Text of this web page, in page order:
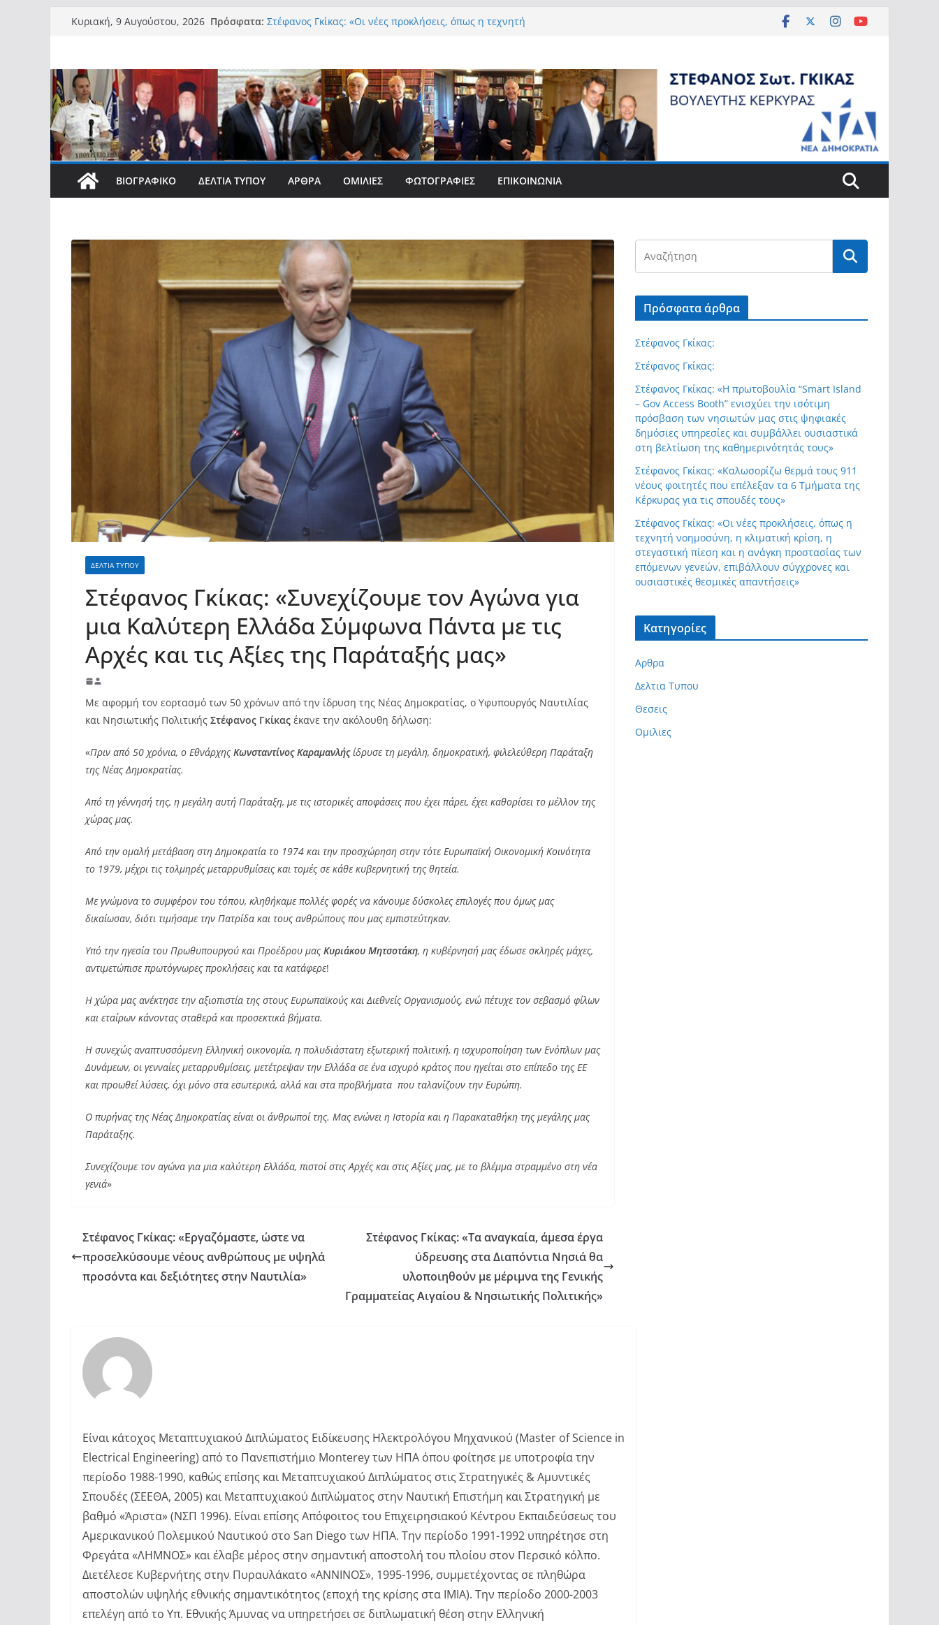
Μετάβαση
Κυριακή, 9 Αυγούστου, 2026 Πρόσφατα: Στέφανος Γκίκας: «Οι νέες προκλήσεις, όπως η τεχνητή
Στέφανος Γκίκας:
Στέφανος Γκίκας:
Στέφανος Γκίκας: «Η πρωτοβουλία “Smart Island – Gov
Access Booth” ενισχύει την ισότιμη πρόσβαση των
νησιωτών μας στις ψηφιακές δημόσιες υπηρεσίες και
συμβάλλει ουσιαστικά στη βελτίωση της καθημερινότητάς
τους»
Στέφανος Γκίκας: «Καλωσορίζω θερμά τους 911 νέους
φοιτητές που επέλεξαν τα 6 Τμήματα της Κέρκυρας για τις
ΒΙΟΓΡΑΦΙΚΌ ΔΕΛΤΊΑ ΤΎΠΟΥ ΆΡΘΡΑ ΟΜΙΛΊΕΣ ΦΩΤΟΓΡΑΦΊΕΣ ΕΠΙΚΟΙΝΩΝΊΑ
ΔΕΛΤΙΑ ΤΥΠΟΥ
Στέφανος Γκίκας: «Συνεχίζουμε τον Αγώνα για
μια Καλύτερη Ελλάδα Σύμφωνα Πάντα με τις
Αρχές και τις Αξίες της Παράταξής μας»
Με αφορμή τον εορτασμό των 50 χρόνων από την ίδρυση της Νέας Δημοκρατίας, ο Υφυπουργός Ναυτιλίας
και Νησιωτικής Πολιτικής Στέφανος Γκίκας έκανε την ακόλουθη δήλωση:
«Πριν από 50 χρόνια, ο ΕθνάρχηςΚωνσταντίνος Καραμανλήςίδρυσε τη μεγάλη, δημοκρατική, φιλελεύθερη Παράταξη
της Νέας Δημοκρατίας.
Από τη γέννησή της, η μεγάλη αυτή Παράταξη, με τις ιστορικές αποφάσεις που έχει πάρει, έχει καθορίσει το μέλλον της
χώρας μας.
Από την ομαλή μετάβαση στη Δημοκρατία το 1974 και την προσχώρηση στην τότε Ευρωπαϊκή Οικονομική Κοινότητα
το 1979, μέχρι τις τολμηρές μεταρρυθμίσεις και τομές σε κάθε κυβερνητική της θητεία.
Με γνώμονα το συμφέρον του τόπου, κληθήκαμε πολλές φορές να κάνουμε δύσκολες επιλογές που όμως μας
δικαίωσαν, διότι τιμήσαμε την Πατρίδα και τους ανθρώπους που μας εμπιστεύτηκαν.
Υπό την ηγεσία του Πρωθυπουργού και Προέδρου μαςΚυριάκου Μητσοτάκη, η κυβέρνησή μας έδωσε σκληρές μάχες,
αντιμετώπισε πρωτόγνωρες προκλήσεις και τα κατάφερε!
Η χώρα μας ανέκτησε την αξιοπιστία της στους Ευρωπαϊκούς και Διεθνείς Οργανισμούς, ενώ πέτυχε τον σεβασμό φίλων
και εταίρων κάνοντας σταθερά και προσεκτικά βήματα.
Η συνεχώς αναπτυσσόμενη Ελληνική οικονομία, η πολυδιάστατη εξωτερική πολιτική, η ισχυροποίηση των Ενόπλων μας
Δυνάμεων, οι γενναίες μεταρρυθμίσεις, μετέτρεψαν την Ελλάδα σε ένα ισχυρό κράτος που ηγείται στο επίπεδο της ΕΕ
και προωθεί λύσεις, όχι μόνο στα εσωτερικά, αλλά και στα προβλήματα που ταλανίζουν την Ευρώπη.
Ο πυρήνας της Νέας Δημοκρατίας είναι οι άνθρωποί της. Μας ενώνει η Ιστορία και η Παρακαταθήκη της μεγάλης μας
Παράταξης.
Συνεχίζουμε τον αγώνα για μια καλύτερη Ελλάδα, πιστοί στις Αρχές και στις Αξίες μας, με το βλέμμα στραμμένο στη νέα
γενιά»
Στέφανος Γκίκας: «Εργαζόμαστε, ώστε να
προσελκύσουμε νέους ανθρώπους με υψηλά
προσόντα και δεξιότητες στην Ναυτιλία»
Στέφανος Γκίκας: «Τα αναγκαία, άμεσα έργα
ύδρευσης στα Διαπόντια Νησιά θα
υλοποιηθούν με μέριμνα της Γενικής
Γραμματείας Αιγαίου & Νησιωτικής Πολιτικής»
Είναι κάτοχος Μεταπτυχιακού Διπλώματος Ειδίκευσης Ηλεκτρολόγου Μηχανικού (Master of Science in
Electrical Engineering) από το Πανεπιστήμιο Monterey των ΗΠΑ όπου φοίτησε με υποτροφία την
περίοδο 1988-1990, καθώς επίσης και Μεταπτυχιακού Διπλώματος στις Στρατηγικές & Αμυντικές
Σπουδές (ΣΕΕΘΑ, 2005) και Μεταπτυχιακού Διπλώματος στην Ναυτική Επιστήμη και Στρατηγική με
βαθμό «Άριστα» (ΝΣΠ 1996). Είναι επίσης Απόφοιτος του Επιχειρησιακού Κέντρου Εκπαιδεύσεως του
Αμερικανικού Πολεμικού Ναυτικού στο San Diego των ΗΠΑ. Την περίοδο 1991-1992 υπηρέτησε στη
Φρεγάτα «ΛΗΜΝΟΣ» και έλαβε μέρος στην σημαντική αποστολή του πλοίου στον Περσικό κόλπο.
Διετέλεσε Κυβερνήτης στην Πυραυλάκατο «ΑΝΝΙΝΟΣ», 1995-1996, συμμετέχοντας σε πληθώρα
αποστολών υψηλής εθνικής σημαντικότητος (εποχή της κρίσης στα ΙΜΙΑ). Την περίοδο 2000-2003
επελέγη από το Υπ. Εθνικής Άμυνας να υπηρετήσει σε διπλωματική θέση στην Ελληνική
Πρόσφατα άρθρα
Στέφανος Γκίκας:
Στέφανος Γκίκας:
Στέφανος Γκίκας: «Η πρωτοβουλία “Smart Island
– Gov Access Booth” ενισχύει την ισότιμη
πρόσβαση των νησιωτών μας στις ψηφιακές
δημόσιες υπηρεσίες και συμβάλλει ουσιαστικά
στη βελτίωση της καθημερινότητάς τους»
Στέφανος Γκίκας: «Καλωσορίζω θερμά τους 911
νέους φοιτητές που επέλεξαν τα 6 Τμήματα της
Κέρκυρας για τις σπουδές τους»
Στέφανος Γκίκας: «Οι νέες προκλήσεις, όπως η
τεχνητή νοημοσύνη, η κλιματική κρίση, η
στεγαστική πίεση και η ανάγκη προστασίας των
επόμενων γενεών, επιβάλλουν σύγχρονες και
ουσιαστικές θεσμικές απαντήσεις»
Kατηγορίες
Αρθρα
Δελτια Τυπου
Θεσεις
Ομιλιες